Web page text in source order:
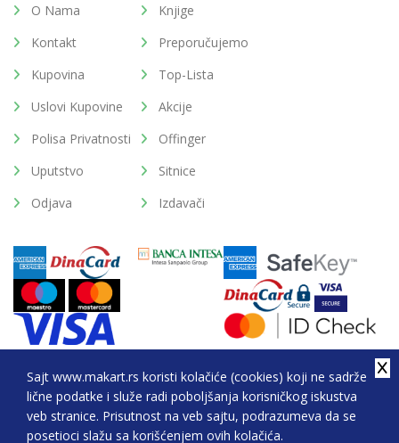
Sajt www.makart.rs koristi kolačiće (cookies) koji ne sadrže
lične podatke i služe radi poboljšanja korisničkog iskustva
veb stranice. Prisutnost na veb sajtu, podrazumeva da se
posetioci slažu sa korišćenjem ovih kolačića.
O Nama
Kontakt
Kupovina
Uslovi Kupovine
Polisa Privatnosti
Uputstvo
Odjava
Knjige
Preporučujemo
Top-Lista
Akcije
Offinger
Sitnice
Izdavači
2026. All Rights Reserved © Makart.rs - MAKART DOO
BEOGRAD (NOVI BEOGRAD), PIB: 105184104, MB: